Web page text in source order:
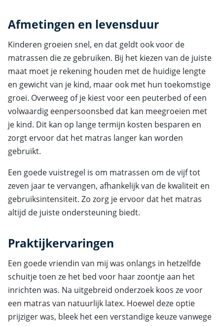
Afmetingen en levensduur
Kinderen groeien snel, en dat geldt ook voor de
matrassen die ze gebruiken. Bij het kiezen van de juiste
maat moet je rekening houden met de huidige lengte
en gewicht van je kind, maar ook met hun toekomstige
groei. Overweeg of je kiest voor een peuterbed of een
volwaardig eenpersoonsbed dat kan meegroeien met
je kind. Dit kan op lange termijn kosten besparen en
zorgt ervoor dat het matras langer kan worden
gebruikt.
Een goede vuistregel is om matrassen om de vijf tot
zeven jaar te vervangen, afhankelijk van de kwaliteit en
gebruiksintensiteit. Zo zorg je ervoor dat het matras
altijd de juiste ondersteuning biedt.
Praktijkervaringen
Een goede vriendin van mij was onlangs in hetzelfde
schuitje toen ze het bed voor haar zoontje aan het
inrichten was. Na uitgebreid onderzoek koos ze voor
een matras van natuurlijk latex. Hoewel deze optie
prijziger was, bleek het een verstandige keuze vanwege